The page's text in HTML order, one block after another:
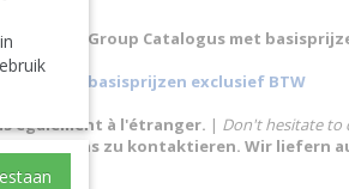
Pool Group Catalogus met
met basisprijzen exclusief BTW
également à l'étranger. | Don't hesitate to
nicht uns zu kontaktieren. Wir liefern